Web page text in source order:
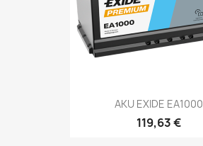
AKU EXIDE EA1000
119,63 €